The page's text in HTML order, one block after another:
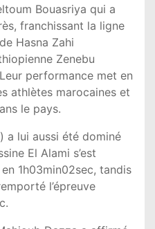
Bouasriya qui a
franchissant la ligne
Hasna Zahi
Zenebu
performance met en
athlètes marocaines et
le pays.
a lui aussi été dominé
El Alami s’est
1h03min02sec, tandis
l’épreuve